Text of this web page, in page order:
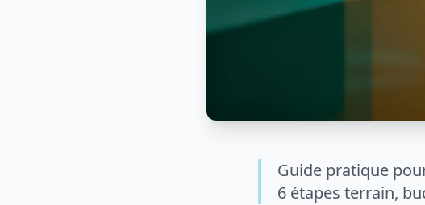
Guide pratique
6 étapes terrain,